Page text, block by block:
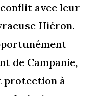
avec leur
Hiéron.
de Campanie,
protection à